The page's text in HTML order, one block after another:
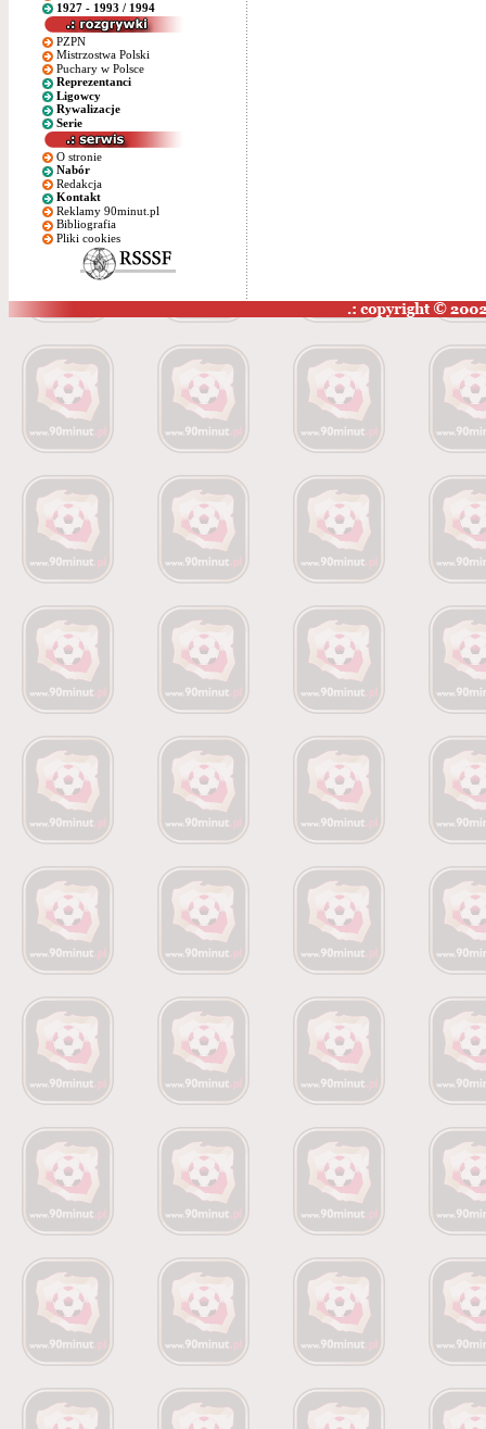
1927 - 1993 / 1994
PZPN
Mistrzostwa Polski
Puchary w Polsce
Reprezentanci
Ligowcy
Rywalizacje
Serie
O stronie
Nabór
Redakcja
Kontakt
Reklamy 90minut.pl
Bibliografia
Pliki cookies